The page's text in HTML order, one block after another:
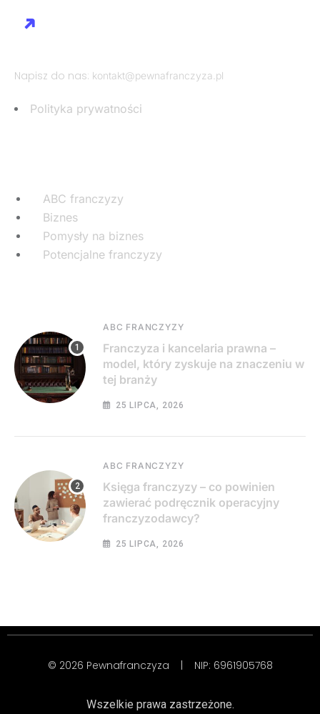
Napisz do nas: kontakt@pewnafranczyza.pl
Polityka prywatności
ABC franczyzy
Biznes
Pomysły na biznes
Potencjalne franczyzy
ABC FRANCZYZY
Franczyza i kancelaria prawna –
model, który zyskuje na znaczeniu w
tej branży
25 LIPCA, 2026
ABC FRANCZYZY
Księga franczyzy – co powinien
zawierać podręcznik operacyjny
franczyzodawcy?
25 LIPCA, 2026
© 2026 Pewnafranczyza | NIP: 6961905768
Wszelkie prawa zastrzeżone.